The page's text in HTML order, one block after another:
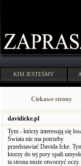
KIM JESTEŚMY
Ciekawe strony
davidicke.pl
Tym - którzy interesują się
Świata nie ma potrzeby
przedstawiać Davida Icke.
ktorzy do tej pory spali
ta strona może otworzyć oczy.